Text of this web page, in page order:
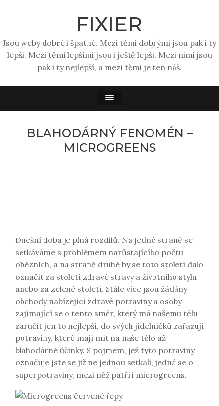
FIXIER
Jsou weby dobré i špatné. Mezi těmi dobrými jsou pak i ty
lepší. Mezi těmi lepšími jsou i ještě lepší. Mezi nimi jsou
pak i ty nejlepší, a mezi těmi je ten náš.
BLAHODÁRNÝ FENOMÉN –
MICROGREENS
Dnešní doba je plná rozdílů. Na jedné straně se
setkáváme s problémem narůstajícího počtu
obézních, a na straně druhé by se toto století dalo
označit za století zdravé stravy a životního stylu
anebo za zelené století. Stále více jsou žádány
obchody nabízející zdravé potraviny a osoby
zajímající se o tento směr, který má našemu tělu
zaručit jen to nejlepší, do svých jídelníčků zařazují
potraviny, které mají mít na naše tělo až
blahodárné účinky. S pojmem, jež tyto potraviny
označuje jste se již ne jednou setkali, jedná se o
superpotraviny, mezi něž patří i microgreens.